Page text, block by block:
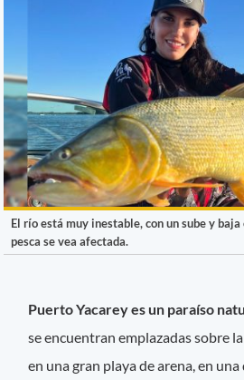
El río está muy inestable, con un sube y
pesca se vea afectada.
Puerto Yacarey es un paraíso
se encuentran emplazadas sobre
en una gran playa de arena, en una